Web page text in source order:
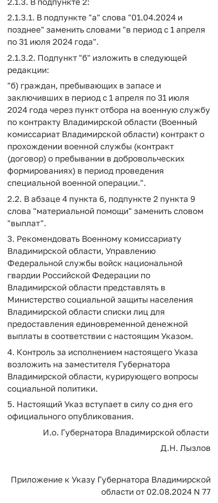
2.1.3.1. В подпункте "а" слова "01.04.2024 и
позднее" заменить словами "в период с 1 апреля
по 31 июля 2024 года".
2.1.3.2. Подпункт "б" изложить в следующей
редакции:
"б) граждан, пребывающих в запасе и
заключивших в период с 1 апреля по 31 июля
2024 года через пункт отбора на военную службу
по контракту Владимирской области (Военный
комиссариат Владимирской области) контракт о
прохождении военной службы (контракт
(договор) о пребывании в добровольческих
формированиях) в период проведения
специальной военной операции.".
2.2. В абзаце 4 пункта 6, подпункте 2 пункта 9
слова "материальной помощи" заменить словом
"выплат".
3. Рекомендовать Военному комиссариату
Владимирской области, Управлению
Федеральной службы войск национальной
гвардии Российской Федерации по
Владимирской области представлять в
Министерство социальной защиты населения
Владимирской области списки лиц для
предоставления единовременной денежной
выплаты в соответствии с настоящим Указом.
4. Контроль за исполнением настоящего Указа
возложить на заместителя Губернатора
Владимирской области, курирующего вопросы
социальной политики.
5. Настоящий Указ вступает в силу со дня его
официального опубликования.
И.о. Губернатора Владимирской области
Д.Н. Лызлов
Приложение к Указу Губернатора Владимирской
области от 02.08.2024 N 77